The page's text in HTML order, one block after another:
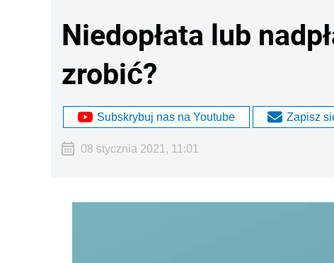
Niedopłata lub
zrobić?
Subskrybuj nas na Youtube Zapisz
08 stycznia 2021, 11:01